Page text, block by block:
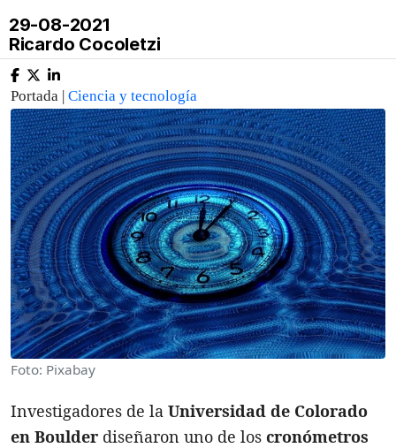
29-08-2021
Ricardo Cocoletzi
Portada | Ciencia y tecnología
Foto: Pixabay
Investigadores de la Universidad de Colorado
en Boulder diseñaron uno de los cronómetros